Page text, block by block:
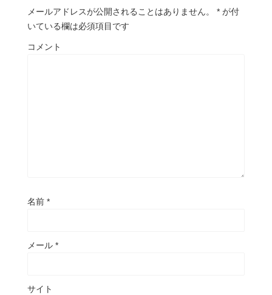
メールアドレスが公開されることはありません。 * が付
いている欄は必須項目です
コメント
名前 *
メール *
サイト